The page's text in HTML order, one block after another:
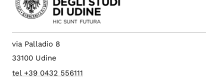
via Palladio 8
33100 Udine
tel +39 0432 556111